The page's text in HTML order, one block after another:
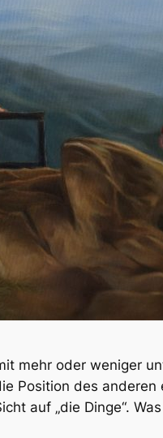
mehr oder weniger
Position des
auf „die Dinge“.